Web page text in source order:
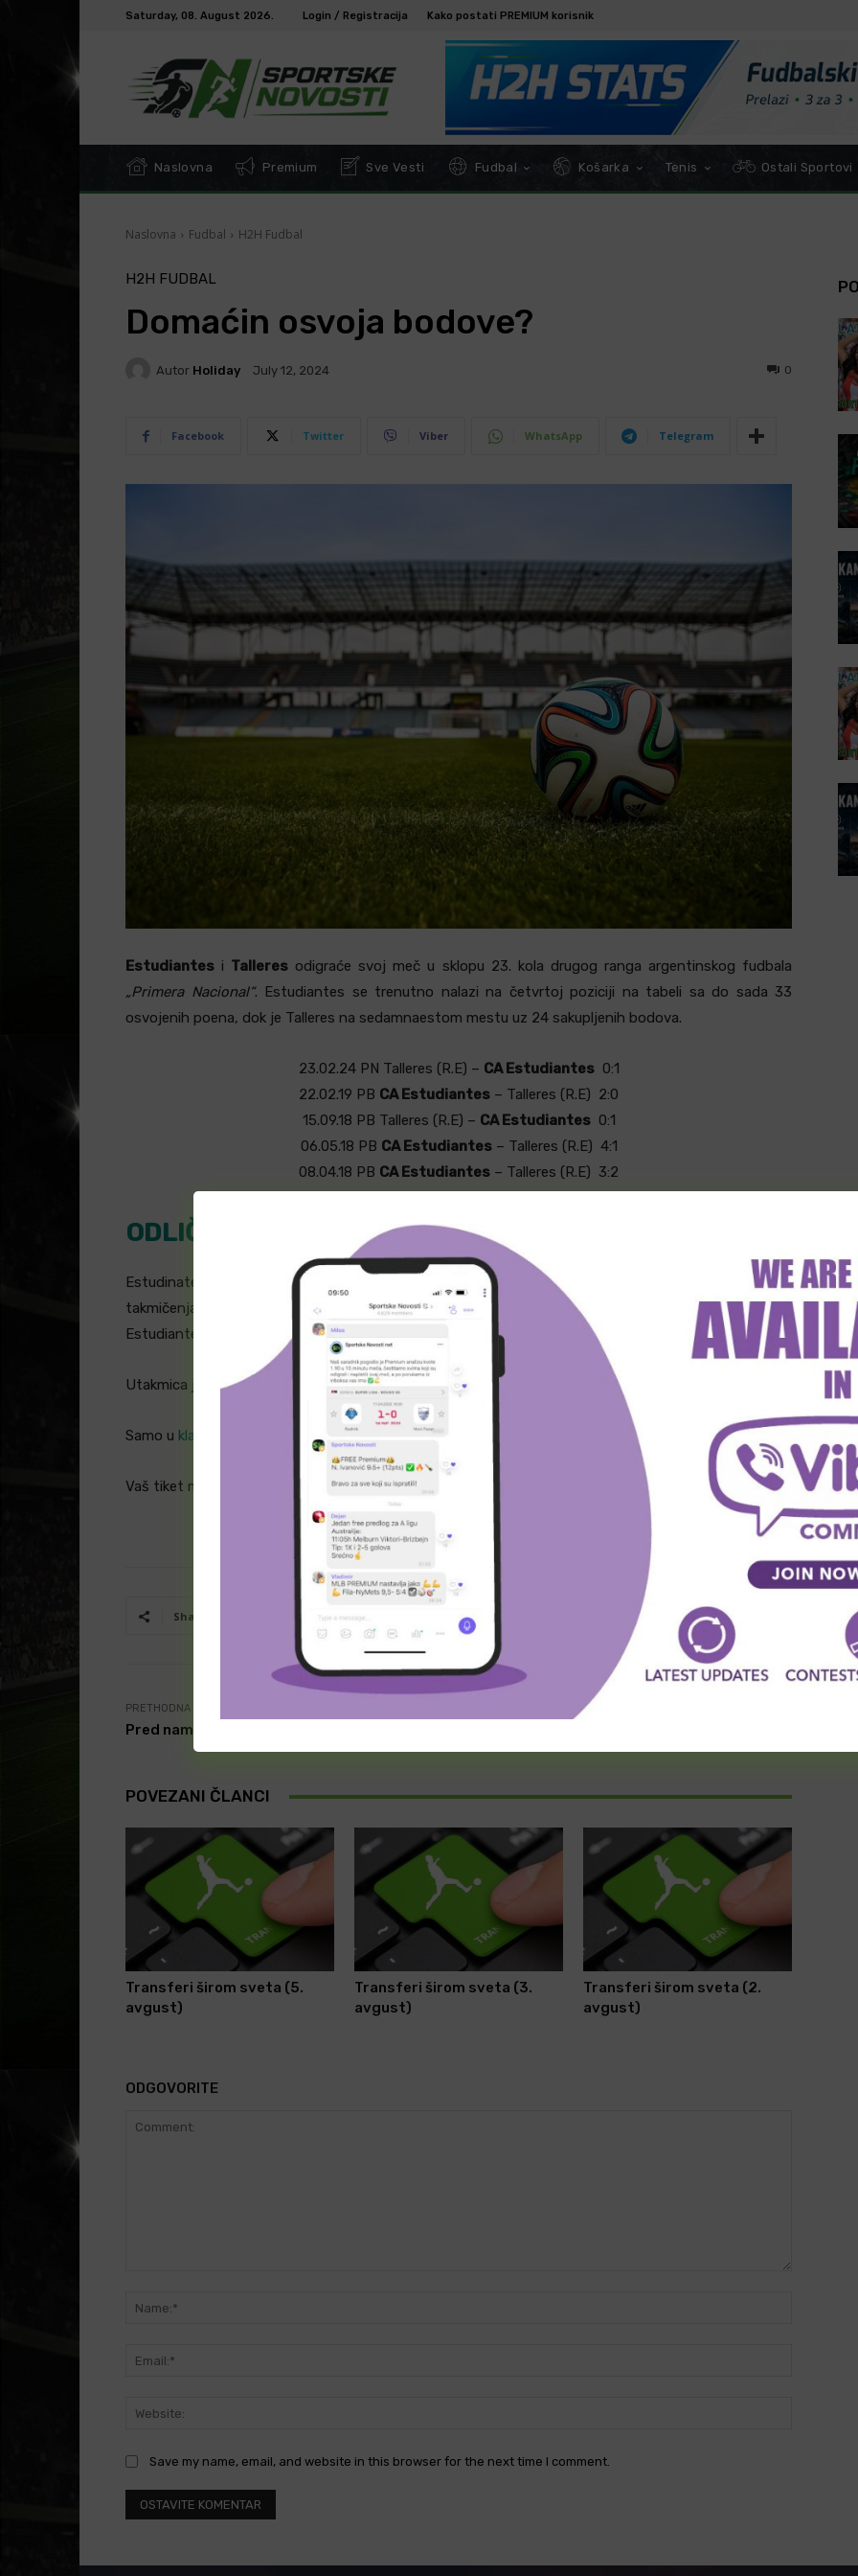
Saturday, 08. August 2026. Login / Registracija Kako postati PREMIUM korisnik
Naslovna Premium Sve Vesti Fudbal Košarka Tenis Ostali Sportovi
Naslovna Fudbal H2H Fudbal
H2H FUDBAL
Domaćin osvoja bodove?
Autor Holiday July 12, 2024 0
Facebook Twitter Viber WhatsApp Telegram
Estudiantesi Talleresodigraće svoj meč u sklopu 23. kola drugog ranga argentinskog fudbala
„Primera Nacional“. Estudiantes se trenutno nalazi na četvrtoj poziciji na tabeli sa do sada 33
osvojenih poena, dok je Talleres na sedamnaestom mestu uz 24 sakupljenih bodova.
23.02.24 PN Talleres (R.E) – CA Estudiantes 0:1
22.02.19 PB CA Estudiantes– Talleres (R.E) 2:0
15.09.18 PB Talleres (R.E) – CA Estudiantes 0:1
06.05.18 PB CA Estudiantes– Talleres (R.E) 4:1
08.04.18 PB CA Estudiantes– Talleres (R.E) 3:2
ODLIČNE KVOTE U KLADIONICI MAXBET!
Estudinates je ostvario pet uzastopnih trijumfa u susretima protiv ekipe Talleres (gledajući sva
takmičenja u kojima su se sastajali). Stoga, za nastavak ove tradicije i tip na novu pobedu ekipe
Estudiantes na ovom duelu
„1“ , nudi se kvota u visini od oko
Utakmica je na programu u subotu sa početkom od 20:00.
Samo u kladionici Maxbet , iskoristite CASH OUT!
Vaš tiket možete odigrati u kladionici Maxbet
Share Facebook Twitter WhatsApp
PRETHODNA VEST
Pred nama je neefikasna utakmica?
POVEZANI ČLANCI
Transferi širom sveta (5.
avgust)
Transferi širom sveta (3.
avgust)
Transferi širom sveta (2.
avgust)
ODGOVORITE
Save my name, email, and website in this browser for the next time I comment.